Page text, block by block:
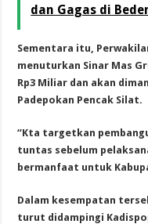
dan Gagas di
Sementara itu,
menuturkan Sinar Mas
Rp3 Miliar dan akan
Padepokan Pencak Silat.
“Kta targetkan
tuntas sebelum
bermanfaat untuk
Dalam kesempatan
turut didampingi